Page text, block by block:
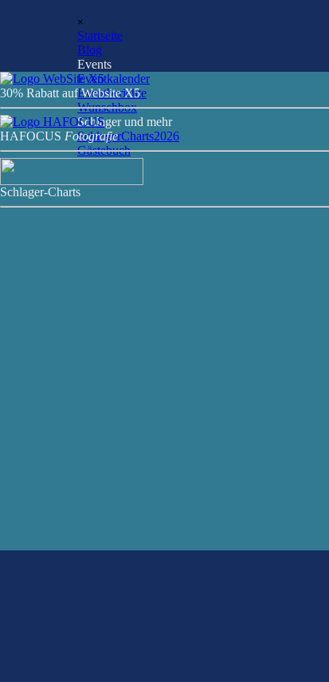
×
Startseite
Blog
Events
Eventkalender
Eventberichte
Wunschbox
Schlager und mehr▼
SchlagerCharts2026
Gästebuch
30% Rabatt auf Website X5
HAFOCUS Fotografie
Schlager-Charts